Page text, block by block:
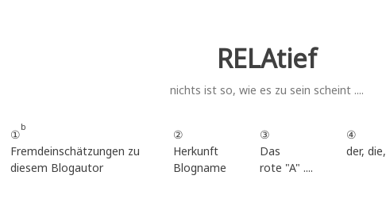
RELAtief
nichts ist so, wie es zu sein scheint ....
①
b
Fremdeinschätzungen zu
diesem Blogautor
②
Herkunft
Blogname
③
Das
rote "A" ....
④
der, die,